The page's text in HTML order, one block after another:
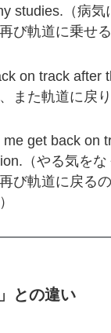
studies.（病気
び軌道に乗せ
on track after
また軌道に戻
me get back on
（やる気をな
び軌道に戻る
との違い